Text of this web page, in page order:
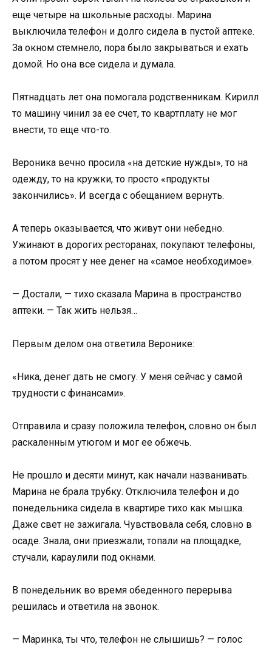
еще четыре на школьные расходы. Марина
выключила телефон и долго сидела в пустой аптеке.
За окном стемнело, пора было закрываться и ехать
домой. Но она все сидела и думала.
Пятнадцать лет она помогала родственникам. Кирилл
то машину чинил за ее счет, то квартплату не мог
внести, то еще что-то.
Вероника вечно просила «на детские нужды», то на
одежду, то на кружки, то просто «продукты
закончились». И всегда с обещанием вернуть.
А теперь оказывается, что живут они небедно.
Ужинают в дорогих ресторанах, покупают телефоны,
а потом просят у нее денег на «самое необходимое».
— Достали, — тихо сказала Марина в пространство
аптеки. — Так жить нельзя…
Первым делом она ответила Веронике:
«Ника, денег дать не смогу. У меня сейчас у самой
трудности с финансами».
Отправила и сразу положила телефон, словно он был
раскаленным утюгом и мог ее обжечь.
Не прошло и десяти минут, как начали названивать.
Марина не брала трубку. Отключила телефон и до
понедельника сидела в квартире тихо как мышка.
Даже свет не зажигала. Чувствовала себя, словно в
осаде. Знала, они приезжали, топали на площадке,
стучали, караулили под окнами.
В понедельник во время обеденного перерыва
решилась и ответила на звонок.
— Маринка, ты что, телефон не слышишь? — голос